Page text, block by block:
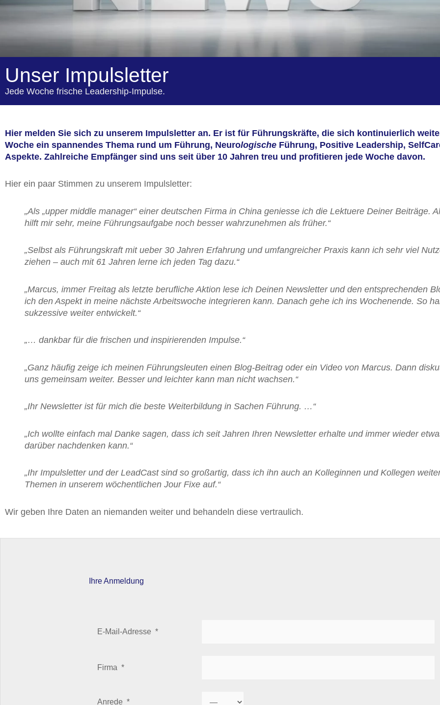
Unser Impulsletter
Jede Woche frische Leadership-Impulse.
Hier melden Sie sich zu unserem Impulsletter an. Er ist für Führungskräfte, die sich kontinuierlich
Woche ein spannendes Thema rund um Führung, Neurologische Führung, Positive Leadership,
Aspekte. Zahlreiche Empfänger sind uns seit über 10 Jahren treu und profitieren jede Woche davon.
Hier ein paar Stimmen zu unserem Impulsletter:
„Als „upper middle manager“ einer deutschen Firma in China geniesse ich die Lektuere Deiner Beiträge.
hilft mir sehr, meine Führungsaufgabe noch besser wahrzunehmen als früher.“
„Selbst als Führungskraft mit ueber 30 Jahren Erfahrung und umfangreicher Praxis kann ich sehr viel
ziehen – auch mit 61 Jahren lerne ich jeden Tag dazu.“
„Marcus, immer Freitag als letzte berufliche Aktion lese ich Deinen Newsletter und den entsprechenden
ich den Aspekt in meine nächste Arbeitswoche integrieren kann. Danach gehe ich ins Wochenende. So
sukzessive weiter entwickelt.“
„… dankbar für die frischen und inspirierenden Impulse.“
„Ganz häufig zeige ich meinen Führungsleuten einen Blog-Beitrag oder ein Video von Marcus. Dann
uns gemeinsam weiter. Besser und leichter kann man nicht wachsen.“
„Ihr Newsletter ist für mich die beste Weiterbildung in Sachen Führung. …“
„Ich wollte einfach mal Danke sagen, dass ich seit Jahren Ihren Newsletter erhalte und immer wieder
darüber nachdenken kann.“
„Ihr Impulsletter und der LeadCast sind so großartig, dass ich ihn auch an Kolleginnen und Kollegen
Themen in unserem wöchentlichen Jour Fixe auf.“
Wir geben Ihre Daten an niemanden weiter und behandeln diese vertraulich.
Ihre Anmeldung
E-Mail-Adresse *
Firma *
Anrede *